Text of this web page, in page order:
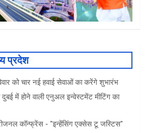
प्रदेश
को चार नई हवाई सेवाओं का करेंगे शुभारंभ
दुबई में होने वाली एनुअल इन्वेस्टमेंट मीटिंग का
कॉन्फ्रेंस - "इन्हेंसिंग एक्सेस टू जस्टिस"